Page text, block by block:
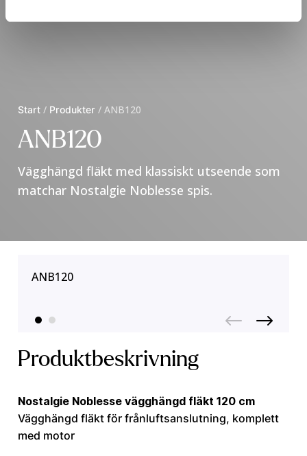
Start / Produkter /ANB120
ANB120
Vägghängd fläkt med klassiskt utseende som
matchar Nostalgie Noblesse spis.
Produktbeskrivning
Nostalgie Noblesse vägghängd fläkt 120 cm
Vägghängd fläkt för frånluftsanslutning, komplett
med motor
ANB120